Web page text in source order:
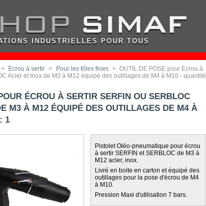
INDUSTRIELLES POUR TOUS
> Écrou à sertir > Pour les tôles fines > OUTIL DE POSE pour Écrou à
Acier et Inox de M3 à M12 équipé des outillages de M4 à M10 - quantité
ÉCROU À SERTIR SERFIN OU SERBLOC
M3 À M12 ÉQUIPÉ DES OUTILLAGES DE M4 À
1
Pistolet Oléo-pneumatique pour écrou
à sertir SERFIN et SERBLOC de M3 à
M12 acier, inox.
Livré en boite en carton et équipé des
outillages pour la pose d'écrou de M4
à M10.
Pression Maxi d'utilisation 7 bars.